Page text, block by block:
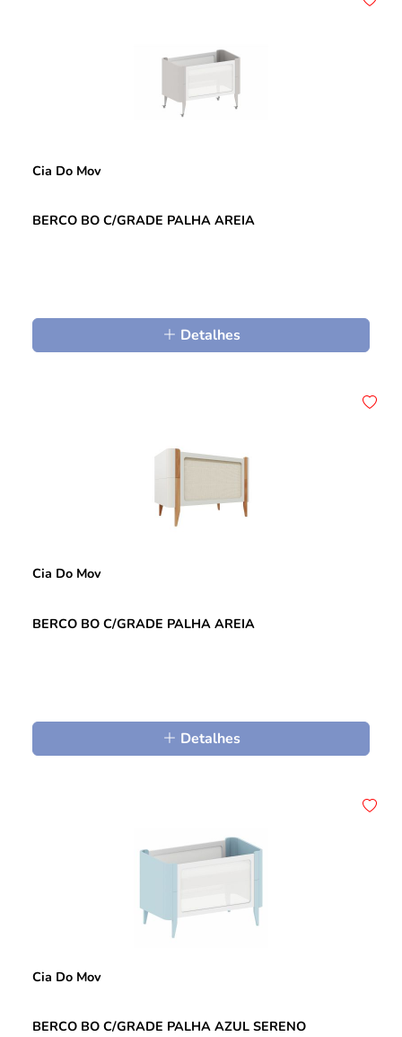
Cia Do Mov
BERCO BO C/GRADE PALHA AREIA
Detalhes
Cia Do Mov
BERCO BO C/GRADE PALHA AREIA
Detalhes
Cia Do Mov
BERCO BO C/GRADE PALHA AZUL SERENO